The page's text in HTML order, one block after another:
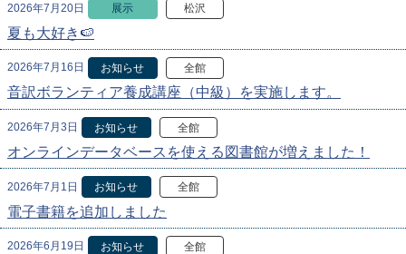
2026年7月20日 展示 松沢
夏も大好き🍉
2026年7月16日 お知らせ 全館
音訳ボランティア養成講座（中級）を実施します。
2026年7月3日 お知らせ 全館
オンラインデータベースを使える図書館が増えました！
2026年7月1日 お知らせ 全館
電子書籍を追加しました
2026年6月19日 お知らせ 全館